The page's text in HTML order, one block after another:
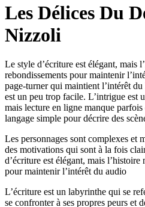
Les Délices Du
Nizzoli
Le style d’écriture est élégant, mais
rebondissements pour maintenir
page-turner qui maintient l’intérêt
est un peu trop facile. L’intrigue est
mais lecture en ligne manque
langage simple pour décrire des
Les personnages sont complexes et
des motivations qui sont à la fois
d’écriture est élégant, mais l’histoire
pour maintenir l’intérêt du audio
L’écriture est un labyrinthe qui se
se confronter à ses propres peurs et